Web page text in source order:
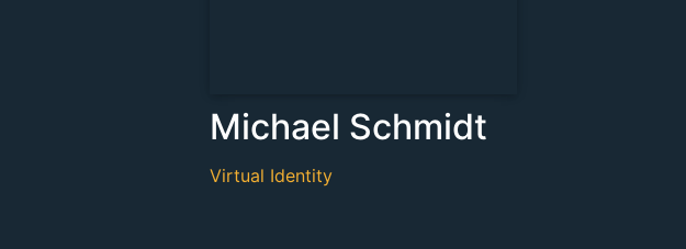
Michael Schmidt
Virtual Identity